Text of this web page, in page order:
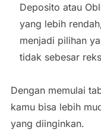
Deposito atau
yang lebih
menjadi pilihan
tidak sebesar
Dengan memulai
kamu bisa lebih
yang diinginkan.